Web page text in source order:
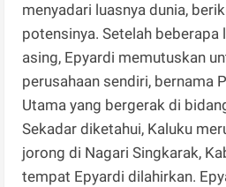
menyadari luasnya dunia,
potensinya. Setelah beberapa
asing, Epyardi memutuskan
perusahaan sendiri, bernama
Utama yang bergerak di
Sekadar diketahui, Kaluku
jorong di Nagari Singkarak,
tempat Epyardi dilahirkan.